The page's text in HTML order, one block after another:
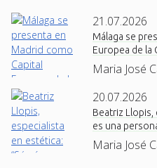
21.07.2026
Málaga se
Europea de la
Maria José
20.07.2026
Beatriz Llopis,
es una
Maria José